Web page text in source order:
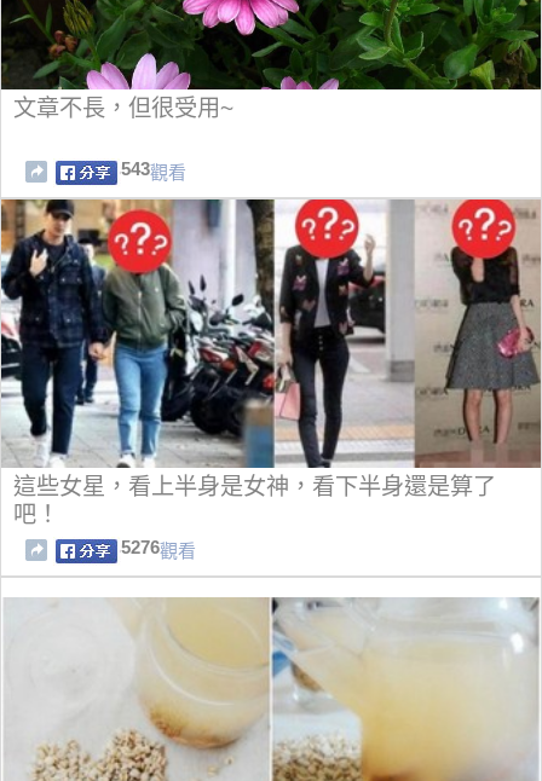
文章不長，但很受用~
543觀看
這些女星，看上半身是女神，看下半身還是算了
吧！
5276觀看